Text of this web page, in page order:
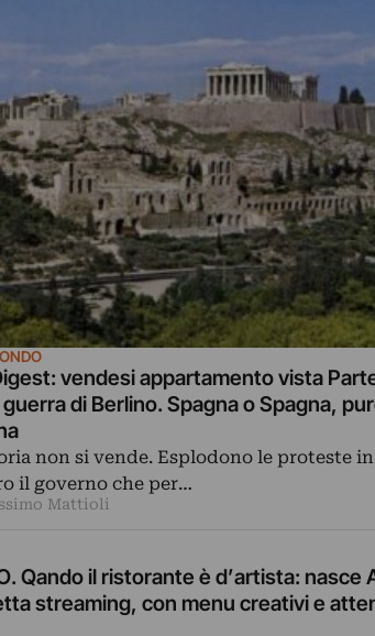
vendesi appartamento vista
guerra di Berlino. Spagna o Spagna,
non si vende. Esplodono le proteste
il governo che per…
Mattioli
Qando il ristorante è d’artista: nasce
streaming, con menu creativi e